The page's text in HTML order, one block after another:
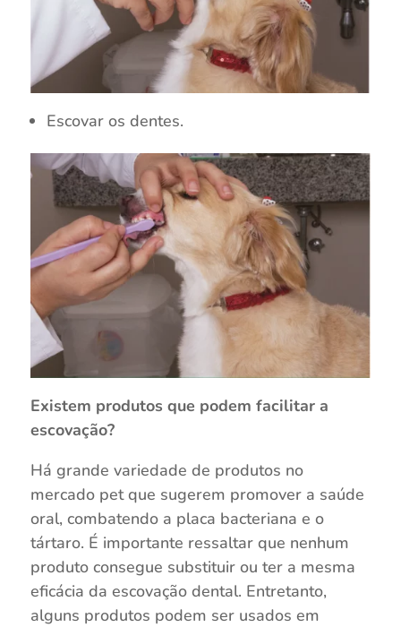
Escovar os dentes.
Existem produtos que podem facilitar a
escovação?
Há grande variedade de produtos no
mercado pet que sugerem promover a saúde
oral, combatendo a placa bacteriana e o
tártaro. É importante ressaltar que nenhum
produto consegue substituir ou ter a mesma
eficácia da escovação dental. Entretanto,
alguns produtos podem ser usados em